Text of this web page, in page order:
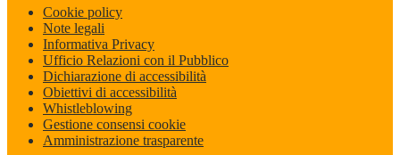
Cookie policy
Note legali
Informativa Privacy
Ufficio Relazioni con il Pubblico
Dichiarazione di accessibilità
Obiettivi di accessibilità
Whistleblowing
Gestione consensi cookie
Amministrazione trasparente